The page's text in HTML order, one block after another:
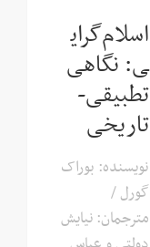
اسلام‌گرای
ی: نگاهی
تطبیقی-
تاریخی
نویسنده: بوراک
گورل /
مترجمان: نیایش